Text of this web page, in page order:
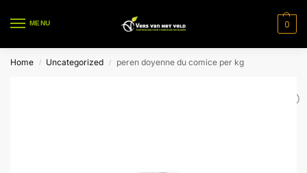
MENU 0
Home / Uncategorized / peren doyenne du comice per kg